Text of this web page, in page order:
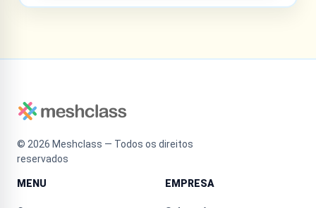
© 2026 Meshclass — Todos os direitos
reservados
MENU EMPRESA